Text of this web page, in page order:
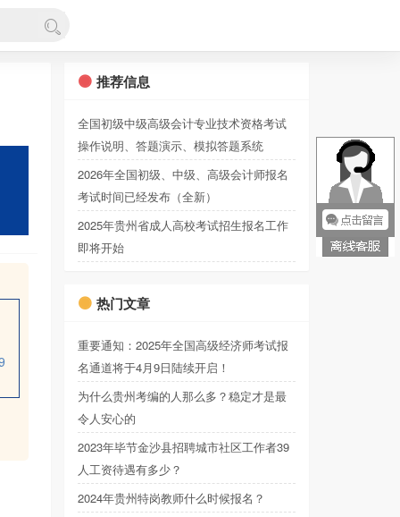
推荐信息
全国初级中级高级会计专业技术资格考试
操作说明、答题演示、模拟答题系统
2026年全国初级、中级、高级会计师报名
考试时间已经发布（全新）
2025年贵州省成人高校考试招生报名工作
即将开始
热门文章
重要通知：2025年全国高级经济师考试报
名通道将于4月9日陆续开启！
为什么贵州考编的人那么多？稳定才是最
令人安心的
2023年毕节金沙县招聘城市社区工作者39
人工资待遇有多少？
2024年贵州特岗教师什么时候报名？